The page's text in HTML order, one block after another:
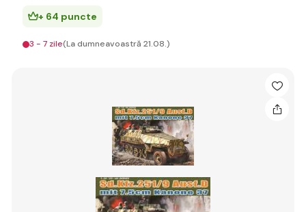
+ 64 puncte
3 - 7 zile(La dumneavoastră 21.08.)